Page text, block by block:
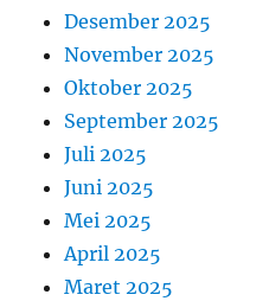
Desember 2025
November 2025
Oktober 2025
September 2025
Juli 2025
Juni 2025
Mei 2025
April 2025
Maret 2025